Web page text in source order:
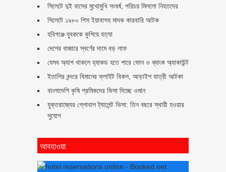
সিলেটে দুই বাসের মুখোমুখি সংঘর্ষ, পরিচয় মিললো নিহতদের
সিলেটে ১৯৮০ পিস ইয়াবাসহ মাদক কারবারি আটক
হবিগঞ্জে যুবককে কুপিয়ে হত্যা
দেশের বাজারে স্বর্ণের দামে বড় লাফ
যেসব অ্যাপ থাকলে হ্যাকড হতে পারে ফোন ও ব্যাংক অ্যাকাউন্ট
ইতালির বন্দরে বিমানের ফ্লাইট বিকল, আড়াইশ যাত্রী আটকা
বাংলাদেশি কৃষি শ্রমিকদের ভিসা দিচ্ছে ওমান
যুক্তরাজ্যের গ্লোবাল ট্যালেন্ট ভিসা: তিন বছরে স্থায়ী হওয়ার
সুযোগ
আবহাওয়া